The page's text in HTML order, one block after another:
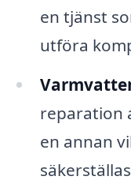
en tjänst
utföra
reparation
en annan